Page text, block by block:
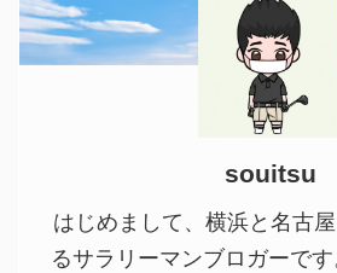
souitsu
はじめまして、横浜と名古
るサラリーマンブロガーで